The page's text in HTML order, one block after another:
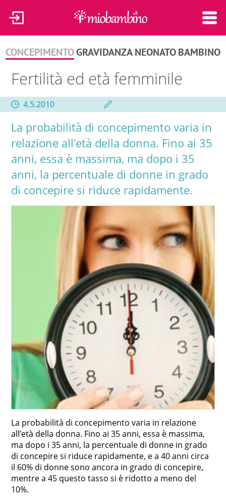
CONCEPIMENTOGRAVIDANZA NEONATO BAMBINO
Fertilità ed età femminile
4.5.2010
La probabilità di concepimento varia in
relazione all’età della donna. Fino ai 35
anni, essa è massima, ma dopo i 35
anni, la percentuale di donne in grado
di concepire si riduce rapidamente.
La probabilità di concepimento varia in relazione
all’età della donna. Fino ai 35 anni, essa è massima,
ma dopo i 35 anni, la percentuale di donne in grado
di concepire si riduce rapidamente, e a 40 anni circa
il 60% di donne sono ancora in grado di concepire,
mentre a 45 questo tasso si è ridotto a meno del
10%.